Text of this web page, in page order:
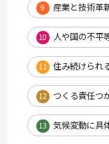
9 産業と技術革
10 人や国の不平
11 住み続けられ
12 つくる責任つ
13 気候変動に具